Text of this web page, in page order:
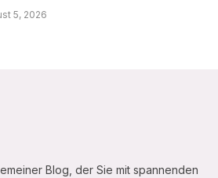
5, 2026
Blog, der Sie mit spannenden